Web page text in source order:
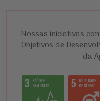
Nossas iniciativas
Objetivos de
da